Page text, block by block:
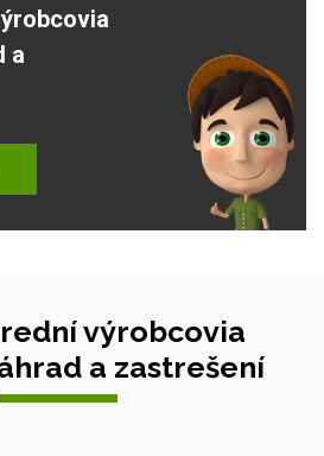
a
výrobcovia
a zastrešení